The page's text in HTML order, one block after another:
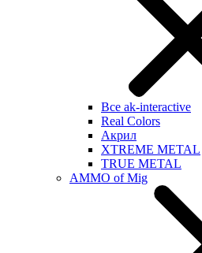
Все ak-interactive
Real Colors
Акрил
XTREME METAL
TRUE METAL
AMMO of Mig